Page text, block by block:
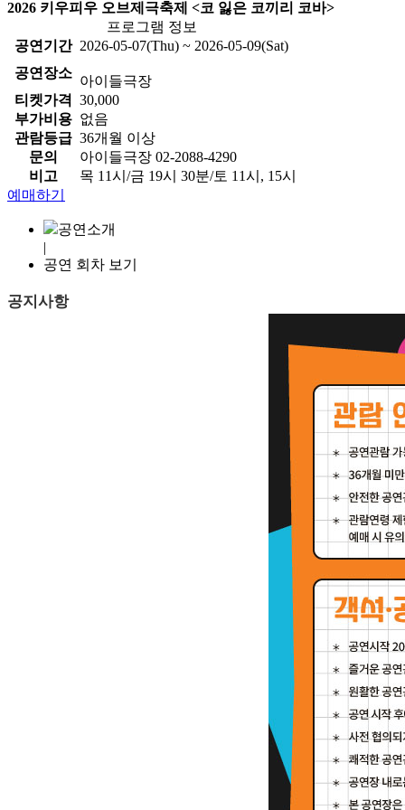
2026 키우피우 오브제극축제 <코 잃은 코끼리 코바>
프로그램 정보
공연기간 2026-05-07(Thu) ~ 2026-05-09(Sat)
공연장소
아이들극장
티켓가격 30,000
부가비용 없음
관람등급 36개월 이상
문의
아이들극장 02-2088-4290
비고
목 11시/금 19시 30분/토 11시, 15시
예매하기
공연소개
|
공연 회차 보기
공지사항